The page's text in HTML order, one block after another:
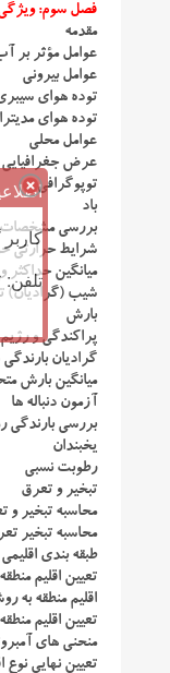
فصل سوم:
مقدمه
عوامل مؤثر بر
عوامل بیرونی
توده هوای
توده هوای
عوامل محلی
عرض جغرافیایی
توپوگرافی
باد
بررسی مشخصات
شرایط حرارتی
میانگین حداکثر
شیب (گرادیان)
بارش
پراکندگی و
گرادیان
میانگین بارش متحرک ۳
آزمون دنباله ها
بررسی بارندگی
یخبندان
رطوبت نسبی
تبخیر و تعرق
محاسبه تبخیر و
محاسبه تبخیر
طبقه بندی
تعیین اقلیم
اقلیم منطقه به
تعیین اقلیم
منحنی های
تعیین نهایی نوع
تلفن: ۰۹۱۴۷۵۰۳۳۱۷ (تلگرام یا تماس)